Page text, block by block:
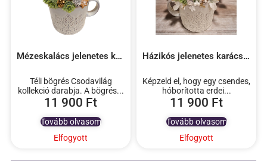
Elfogyott
Mézeskalács jelenetes karácsonyi bögrés dekoráció
11 900 Ft
Téli bögrés Csodavilág
kollekció darabja. A bögrés...
Tovább olvasom
Elfogyott
Házikós jelenetes karácsonyi bögrés dekoráció
11 900 Ft
Képzeld el, hogy egy csendes,
hóborította erdei...
Tovább olvasom